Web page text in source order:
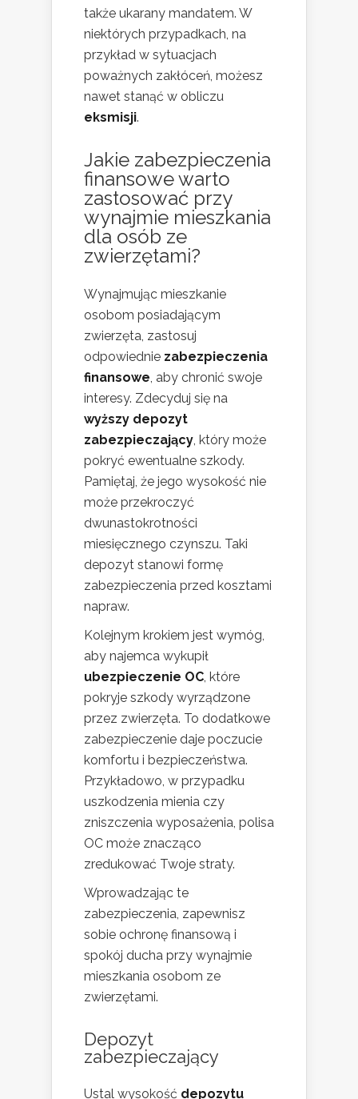
także ukarany mandatem. W
niektórych przypadkach, na
przykład w sytuacjach
poważnych zakłóceń, możesz
nawet stanąć w obliczu
eksmisji.
Jakie zabezpieczenia
finansowe warto
zastosować przy
wynajmie mieszkania
dla osób ze
zwierzętami?
Wynajmując mieszkanie
osobom posiadającym
zwierzęta, zastosuj
odpowiednie zabezpieczenia
finansowe, aby chronić swoje
interesy. Zdecyduj się na
wyższy depozyt
zabezpieczający, który może
pokryć ewentualne szkody.
Pamiętaj, że jego wysokość nie
może przekroczyć
dwunastokrotności
miesięcznego czynszu. Taki
depozyt stanowi formę
zabezpieczenia przed kosztami
napraw.
Kolejnym krokiem jest wymóg,
aby najemca wykupił
ubezpieczenie OC, które
pokryje szkody wyrządzone
przez zwierzęta. To dodatkowe
zabezpieczenie daje poczucie
komfortu i bezpieczeństwa.
Przykładowo, w przypadku
uszkodzenia mienia czy
zniszczenia wyposażenia, polisa
OC może znacząco
zredukować Twoje straty.
Wprowadzając te
zabezpieczenia, zapewnisz
sobie ochronę finansową i
spokój ducha przy wynajmie
mieszkania osobom ze
zwierzętami.
Depozyt
zabezpieczający
Ustal wysokość depozytu